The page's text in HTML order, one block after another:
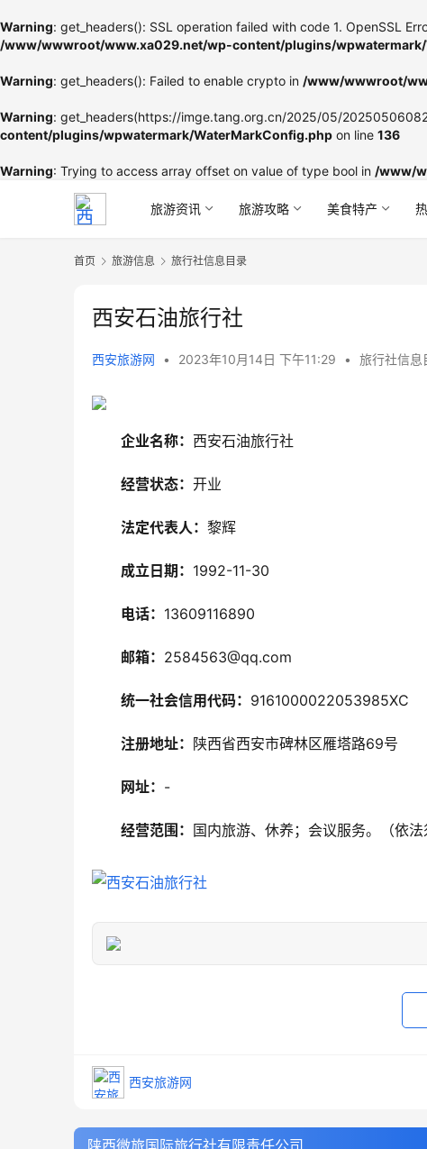
Warning: get_headers(): SSL operation failed with code 1. OpenSSL
/www/wwwroot/www.xa029.net/wp-content/plugins/
Warning: get_headers(): Failed to enable crypto in /www/wwwroot/
Warning: get_headers(https://imge.tang.org.cn/2025/05/
content/plugins/wpwatermark/WaterMarkConfig.php on line 136
Warning: Trying to access array offset on value of type bool in /www/
旅游资讯 旅游攻略 美食特产
首页 旅游信息 旅行社信息目录
西安石油旅行社
西安旅游网 • 2023年10月14日 下午11:29 • 旅行社信息
企业名称： 西安石油旅行社
经营状态： 开业
法定代表人： 黎辉
成立日期： 1992-11-30
电话： 13609116890
邮箱： 2584563@qq.com
统一社会信用代码： 9161000022053985XC
注册地址： 陕西省西安市碑林区雁塔路69号
网址： -
经营范围： 国内旅游、休养；会议服务。（依
西安旅游网
陕西微旅国际旅行社有限责任公司